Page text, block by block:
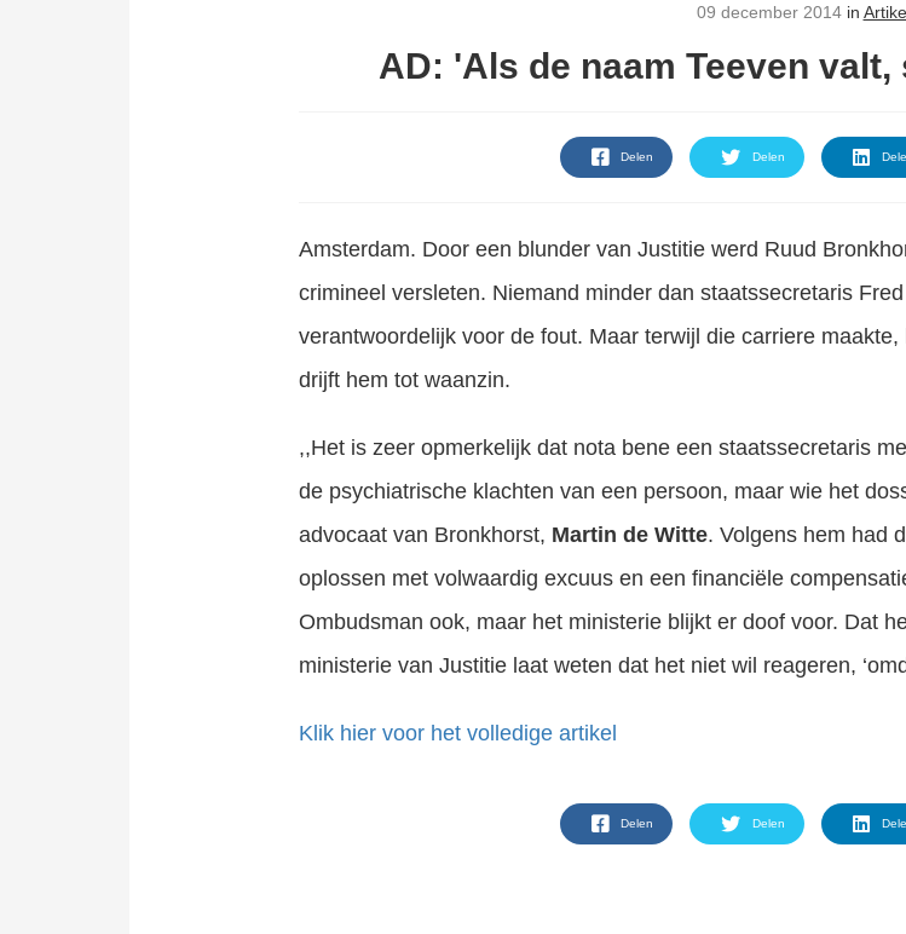
09 december 2014 in
AD: 'Als de naam Teeven
Delen Delen
Amsterdam. Door een blunder van Justitie werd Ruud
crimineel versleten. Niemand minder dan staatssecretaris
verantwoordelijk voor de fout. Maar terwijl die carriere
drijft hem tot waanzin.
,,Het is zeer opmerkelijk dat nota bene een staatssecretaris
de psychiatrische klachten van een persoon, maar wie het
advocaat van Bronkhorst, Martin de Witte. Volgens hem had
oplossen met volwaardig excuus en een financiële
Ombudsman ook, maar het ministerie blijkt er doof voor. Dat
ministerie van Justitie laat weten dat het niet wil reageren,
Klik hier voor het volledige artikel
Delen Delen